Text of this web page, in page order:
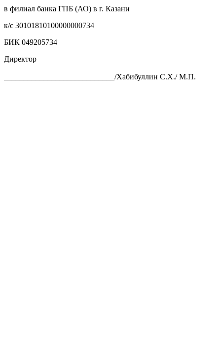
в филиал банка ГПБ (АО) в г. Казани
к/с 30101810100000000734
БИК 049205734
Директор
____________________________/Хабибуллин С.Х./ М.П.